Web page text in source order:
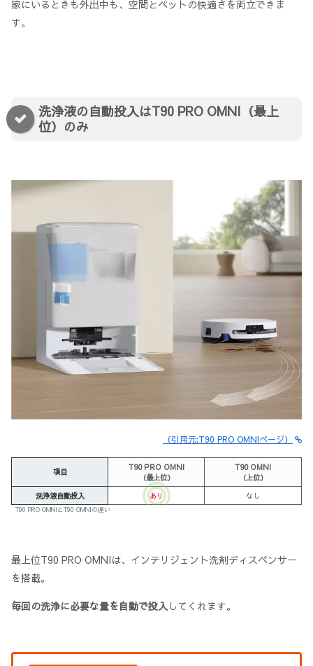
家にいるときも外出中も、空間とペットの快適さを両立できま
す。
洗浄液の自動投入はT90 PRO OMNI（最上
位）のみ
（引用元:T90 PRO OMNIページ）
項目
T90 PRO OMNI
（最上位）
T90 OMNI
（上位）
洗浄液自動投入
あり なし
T90 PRO OMNIとT90 OMNIの違い
最上位T90 PRO OMNIは、インテリジェント洗剤ディスペンサー
を搭載。
毎回の洗浄に必要な量を自動で投入してくれます。